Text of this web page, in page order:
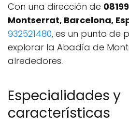
Con una dirección de
Montserrat, Barcelona,
932521480, es un punto de
explorar la Abadía de
alrededores.
Especialidades y
características